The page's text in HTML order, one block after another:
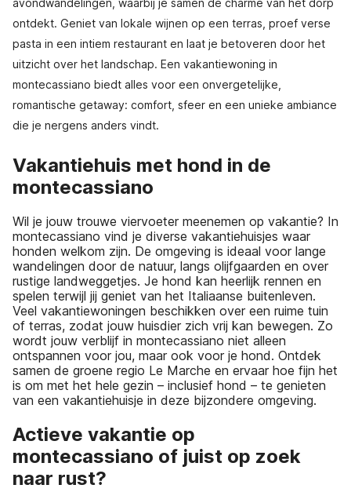
avondwandelingen, waarbij je samen de charme van het dorp
ontdekt. Geniet van lokale wijnen op een terras, proef verse
pasta in een intiem restaurant en laat je betoveren door het
uitzicht over het landschap. Een vakantiewoning in
montecassiano biedt alles voor een onvergetelijke,
romantische getaway: comfort, sfeer en een unieke ambiance
die je nergens anders vindt.
Vakantiehuis met hond in de
montecassiano
Wil je jouw trouwe viervoeter meenemen op vakantie? In
montecassiano vind je diverse vakantiehuisjes waar
honden welkom zijn. De omgeving is ideaal voor lange
wandelingen door de natuur, langs olijfgaarden en over
rustige landweggetjes. Je hond kan heerlijk rennen en
spelen terwijl jij geniet van het Italiaanse buitenleven.
Veel vakantiewoningen beschikken over een ruime tuin
of terras, zodat jouw huisdier zich vrij kan bewegen. Zo
wordt jouw verblijf in montecassiano niet alleen
ontspannen voor jou, maar ook voor je hond. Ontdek
samen de groene regio Le Marche en ervaar hoe fijn het
is om met het hele gezin – inclusief hond – te genieten
van een vakantiehuisje in deze bijzondere omgeving.
Actieve vakantie op
montecassiano of juist op zoek
naar rust?